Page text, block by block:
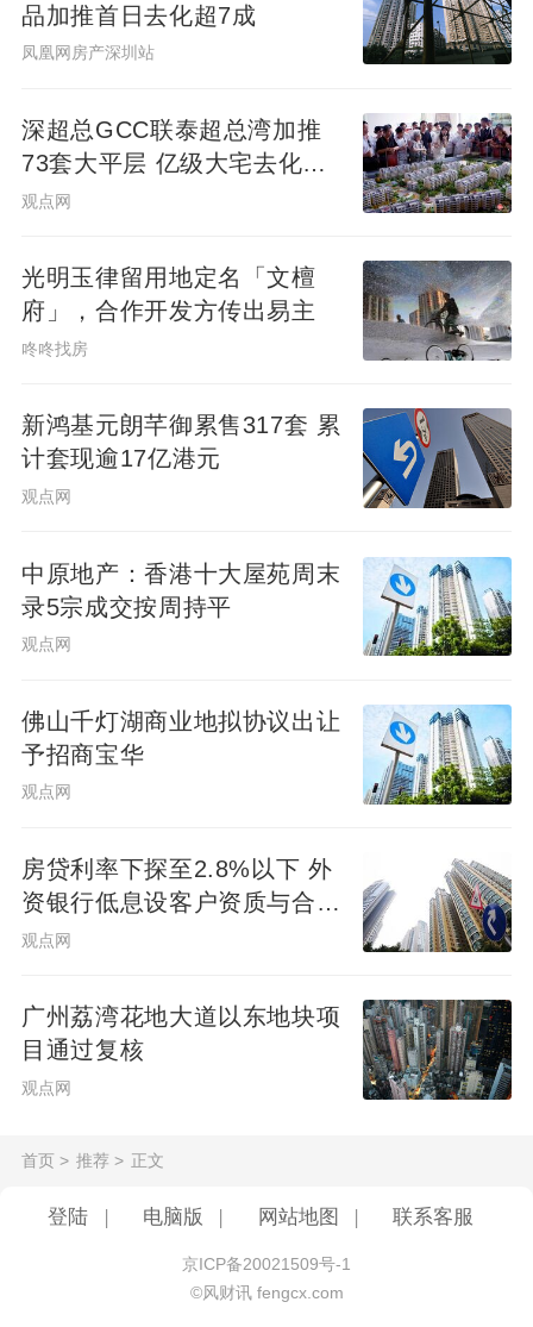
品加推首日去化超7成
凤凰网房产深圳站
深超总GCC联泰超总湾加推
73套大平层 亿级大宅去化近8
成
观点网
光明玉律留用地定名「文檀
府」，合作开发方传出易主
咚咚找房
新鸿基元朗芊御累售317套 累
计套现逾17亿港元
观点网
中原地产：香港十大屋苑周末
录5宗成交按周持平
观点网
佛山千灯湖商业地拟协议出让
予招商宝华
观点网
房贷利率下探至2.8%以下 外
资银行低息设客户资质与合作
渠道门槛
观点网
广州荔湾花地大道以东地块项
目通过复核
观点网
首页 > 推荐 > 正文
登陆 电脑版 网站地图 联系客服
京ICP备20021509号-1
©风财讯 fengcx.com